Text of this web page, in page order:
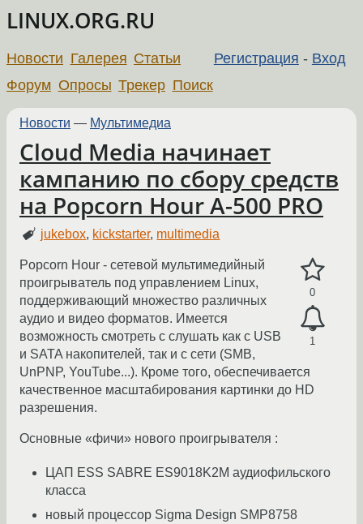
LINUX.ORG.RU
Регистрация - Вход
Новости Галерея Статьи
Форум Опросы Трекер Поиск
Новости — Мультимедиа
Cloud Media начинает
кампанию по сбору средств
на Popcorn Hour A-500 PRO
jukebox, kickstarter, multimedia
0
1
Popcorn Hour - сетевой мультимедийный
проигрыватель под управлением Linux,
поддерживающий множество различных
аудио и видео форматов. Имеется
возможность смотреть с слушать как с USB
и SATA накопителей, так и с сети (SMB,
UnPNP, YouTube...). Кроме того, обеспечивается
качественное масштабирования картинки до HD
разрешения.
Основные «фичи» нового проигрывателя :
ЦАП ESS SABRE ES9018K2M аудиофильского
класса
новый процессор Sigma Design SMP8758